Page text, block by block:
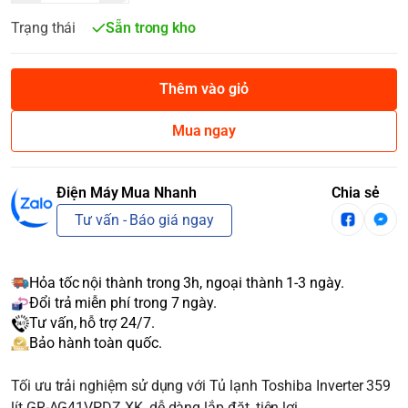
Trạng thái Sẵn trong kho
Thêm vào giỏ
Mua ngay
Điện Máy Mua Nhanh
Tư vấn - Báo giá ngay
Chia sẻ
Hỏa tốc nội thành trong 3h, ngoại thành 1-3 ngày.
Đổi trả miễn phí trong 7 ngày.
Tư vấn, hỗ trợ 24/7.
Bảo hành toàn quốc.
Tối ưu trải nghiệm sử dụng với Tủ lạnh Toshiba Inverter 359